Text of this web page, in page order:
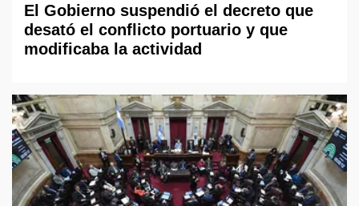
El Gobierno suspendió el decreto que
desató el conflicto portuario y que
modificaba la actividad